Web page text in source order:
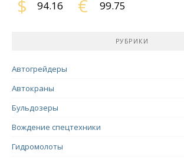
$ 94.16 € 99.75
РУБРИКИ
Автогрейдеры
Автокраны
Бульдозеры
Вождение спецтехники
Гидромолоты